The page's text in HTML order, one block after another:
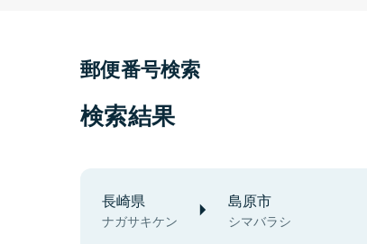
郵便番号検索
検索結果
長崎県
ナガサキケン
島原市
シマバラシ